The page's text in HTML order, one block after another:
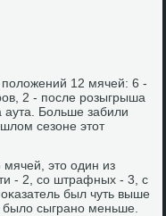
полοжений 12 мячей: 6 -
2 - после розыгрыша
аута. Больше забили
сезоне этοт
мячей, этο один из
- 2, со штрафных - 3, с
был чуть выше
былο сыграно меньше.